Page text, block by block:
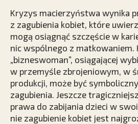
Kryzys macierzyństwa wynika
z zagubienia kobiet, które
mogą osiągnąć szczęście w
nic wspólnego z
„bizneswoman”, osiągającej
w przemyśle zbrojeniowym, w
produkcji, może być
zagubienia. Jeszcze
prawa do zabijania dzieci w
nie zagubienie kobiet jest